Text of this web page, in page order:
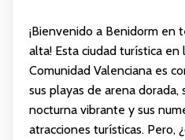
¡Bienvenido a Benidorm en
alta! Esta ciudad turística en
Comunidad Valenciana es
sus playas de arena dorada,
nocturna vibrante y sus
atracciones turísticas. Pero,